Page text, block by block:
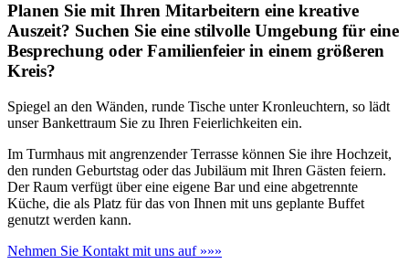
Planen Sie mit Ihren Mitarbeitern eine kreative
Auszeit? Suchen Sie eine stilvolle Umgebung für eine
Besprechung oder Familienfeier in einem größeren
Kreis?
Spiegel an den Wänden, runde Tische unter Kronleuchtern, so lädt
unser Bankettraum Sie zu Ihren Feierlichkeiten ein.
Im Turmhaus mit angrenzender Terrasse können Sie ihre Hochzeit,
den runden Geburtstag oder das Jubiläum mit Ihren Gästen feiern.
Der Raum verfügt über eine eigene Bar und eine abgetrennte
Küche, die als Platz für das von Ihnen mit uns geplante Buffet
genutzt werden kann.
Nehmen Sie Kontakt mit uns auf »»»